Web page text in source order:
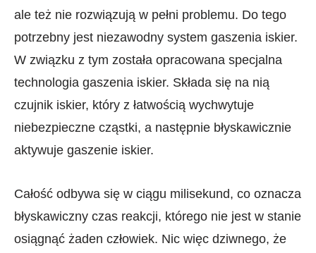
ale też nie rozwiązują w pełni problemu. Do tego
potrzebny jest niezawodny system gaszenia iskier.
W związku z tym została opracowana specjalna
technologia gaszenia iskier. Składa się na nią
czujnik iskier, który z łatwością wychwytuje
niebezpieczne cząstki, a następnie błyskawicznie
aktywuje gaszenie iskier.
Całość odbywa się w ciągu milisekund, co oznacza
błyskawiczny czas reakcji, którego nie jest w stanie
osiągnąć żaden człowiek. Nic więc dziwnego, że